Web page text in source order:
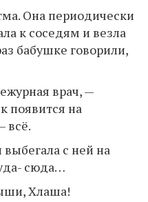
Она периодически
к соседям и везла
бабушке говорили,
врач, —
появится на
всё.
выбегала с ней на
сюда…
Хлаша!